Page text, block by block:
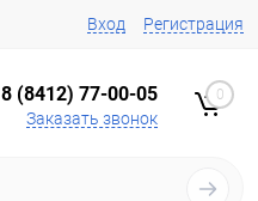
Вход Регистрация
8 (8412) 77-00-05
Заказать звонок
0